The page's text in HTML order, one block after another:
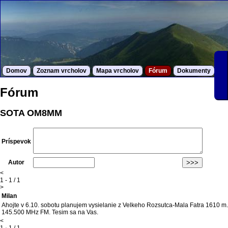
Domov Zoznam vrcholov Mapa vrcholov Fórum Dokumenty
Fórum
SOTA OM8MM
Príspevok
Autor
<
1 - 1 / 1
>
Milan
Ahojte v 6.10. sobotu planujem vysielanie z Velkeho Rozsutca-Mala Fatra 1610
145.500 MHz FM. Tesim sa na Vas.
<